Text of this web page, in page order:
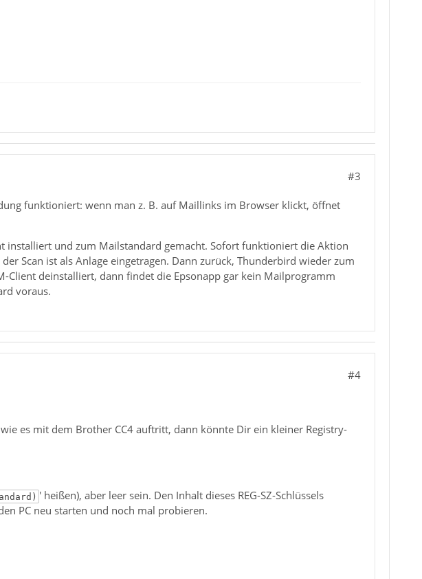
#3
funktioniert: wenn man z. B. auf Maillinks im Browser klickt, öffnet
installiert und zum Mailstandard gemacht. Sofort funktioniert die Aktion
Scan ist als Anlage eingetragen. Dann zurück, Thunderbird wieder zum
Client deinstalliert, dann findet die Epsonapp gar kein Mailprogramm
voraus.
#4
es mit dem Brother CC4 auftritt, dann könnte Dir ein kleiner Registry-
' heißen), aber leer sein. Den Inhalt dieses REG-SZ-Schlüssels
PC neu starten und noch mal probieren.